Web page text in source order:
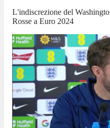
L'indiscrezione del
Rosse a Euro 2024